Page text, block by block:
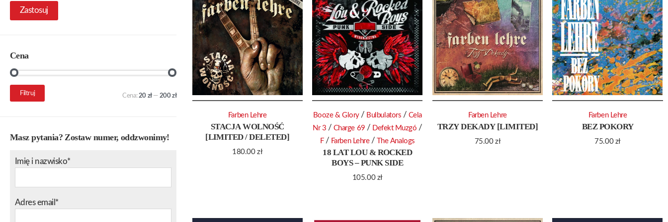
STACJA WOLNOŚĆ
[LIMITED / DELETED]
180.00zł
Farben Lehre
18 LAT LOU & ROCKED
BOYS – PUNK SIDE
105.00 zł
Booze & Glory / Bulbulators / Cela
Nr 3 / Charge 69 / Defekt Muzgó /
F / Farben Lehre / The Analogs
TRZY DEKADY [LIMITED]
75.00zł
Farben Lehre
BEZ POKORY
75.00 zł
Farben Lehre
Zastosuj
Cena
Cena
min.
Cena
maks.
Filtruj Cena:20 zł— 200 zł
Masz pytania? Zostaw numer, oddzwonimy!
Imię i nazwisko*
Adres email*